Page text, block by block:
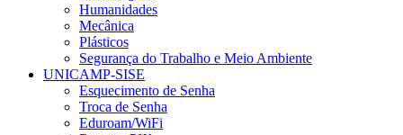
Humanidades
Mecânica
Plásticos
Segurança do Trabalho e Meio Ambiente
UNICAMP-SISE
Esquecimento de Senha
Troca de Senha
Eduroam/WiFi